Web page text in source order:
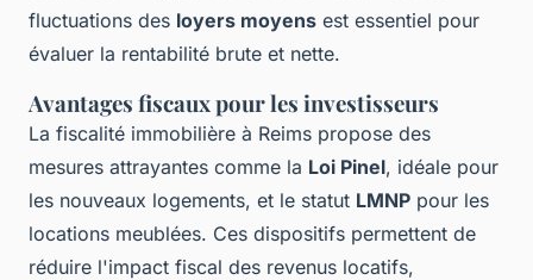
fluctuations des loyers moyens est essentiel pour
évaluer la rentabilité brute et nette.
Avantages fiscaux pour les investisseurs
La fiscalité immobilière à Reims propose des
mesures attrayantes comme la Loi Pinel, idéale pour
les nouveaux logements, et le statut LMNP pour les
locations meublées. Ces dispositifs permettent de
réduire l'impact fiscal des revenus locatifs,